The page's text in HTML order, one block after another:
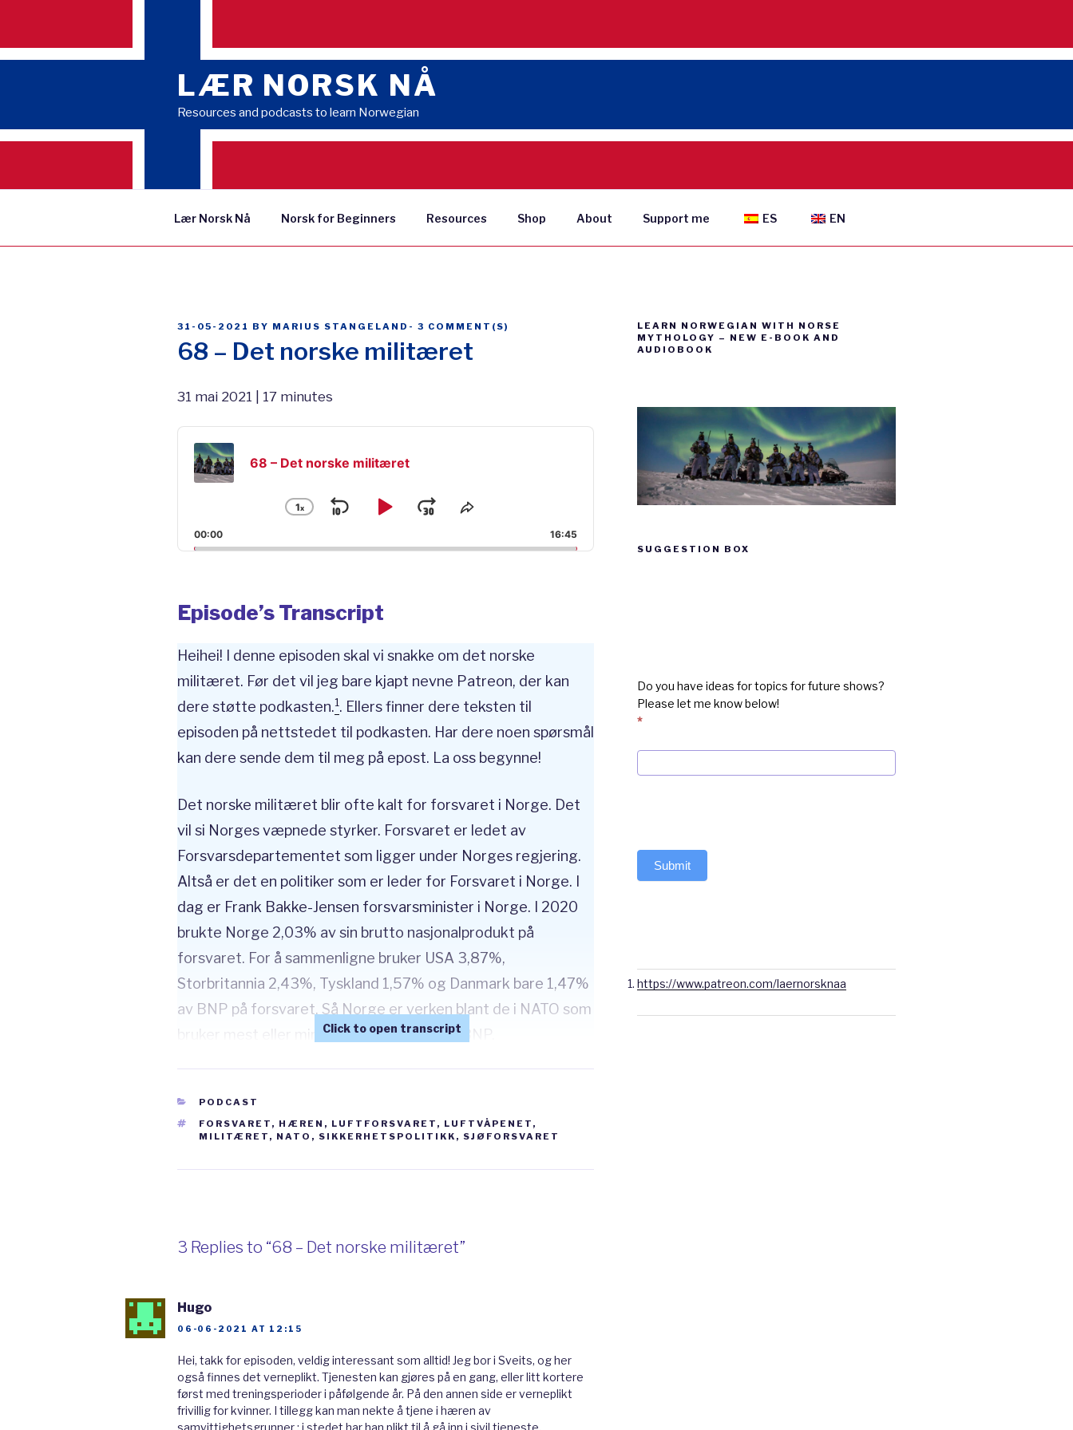
content
LÆR NORSK NÅ
Resources and podcasts to learn Norwegian
Lær Norsk Nå Norsk for Beginners Resources Shop About Support me ES EN
POSTED
31-05-2021 BY MARIUS STANGELAND - 3 COMMENT(S)
68 – Det norske militæret
31 mai 2021 | 17 minutes
Audio
Player
68 – Det norske militæret
Change
Rate
1x
Skip
Backward
Play
Pause
Jump
Forward
Share
Episode
00:00 16:45
Episode’s Transcript
Heihei! I denne episoden skal vi snakke om det norske
militæret. Før det vil jeg bare kjapt nevne Patreon, der kan
dere støtte podkasten.1. Ellers finner dere teksten til
episoden på nettstedet til podkasten. Har dere noen spørsmål
kan dere sende dem til meg på epost. La oss begynne!
Det norske militæret blir ofte kalt for forsvaret i Norge. Det
vil si Norges væpnede styrker. Forsvaret er ledet av
Forsvarsdepartementet som ligger under Norges regjering.
Altså er det en politiker som er leder for Forsvaret i Norge. I
dag er Frank Bakke-Jensen forsvarsminister i Norge. I 2020
brukte Norge 2,03% av sin brutto nasjonalprodukt på
forsvaret. For å sammenligne bruker USA 3,87%,
Storbritannia 2,43%, Tyskland 1,57% og Danmark bare 1,47%
av BNP på forsvaret. Så Norge er verken blant de i NATO som
bruker mest eller minst sammenligna med BNP.
Organisering av forsvaret
Forsvaret består av flere institusjoner. For eksempel hæren,
største av disse. Det er kjernen i det norske forsvaret, altså
Altså, de skal passe på at andre stater ikke skal få kontroll
grensevakten, for eksempel mot grensa til Russland. I tillegg
har de ansvaret for å beskytte kongen og bidra til
internasjonale operasjoner. Hæren ble grunnlagt allerede i
CATEGORIES
PODCAST
TAGS
FORSVARET , HÆREN , LUFTFORSVARET , LUFTVÅPENET ,
MILITÆRET , NATO , SIKKERHETSPOLITIKK , SJØFORSVARET
3 Replies to “68 – Det norske militæret”
Hugo
06-06-2021 AT 12:15
Hei, takk for episoden, veldig interessant som alltid! Jeg bor i Sveits, og her
også finnes det verneplikt. Tjenesten kan gjøres på en gang, eller litt kortere
først med treningsperioder i påfølgende år. På den annen side er verneplikt
frivillig for kvinner. I tillegg kan man nekte å tjene i hæren av
samvittighetsgrunner : i stedet har han plikt til å gå inn i sivil tjeneste.
LEARN NORWEGIAN WITH NORSE
MYTHOLOGY – NEW E-BOOK AND
AUDIOBOOK
SUGGESTION BOX
Do you have ideas for topics for future shows?
Please let me know below!
*
Submit
https://www.patreon.com/laernorsknaa